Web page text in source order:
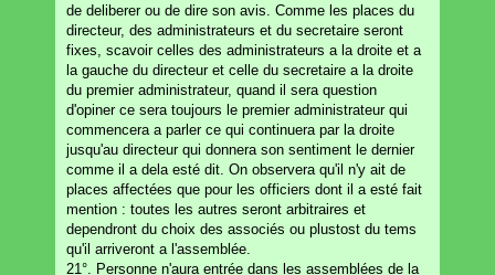
de deliberer ou de dire son avis. Comme les places du
directeur, des administrateurs et du secretaire seront
fixes, scavoir celles des administrateurs a la droite et a
la gauche du directeur et celle du secretaire a la droite
du premier administrateur, quand il sera question
d'opiner ce sera toujours le premier administrateur qui
commencera a parler ce qui continuera par la droite
jusqu'au directeur qui donnera son sentiment le dernier
comme il a dela esté dit. On observera qu'il n'y ait de
places affectées que pour les officiers dont il a esté fait
mention : toutes les autres seront arbitraires et
dependront du choix des associés ou plustost du tems
qu'il arriveront a l'assemblée.
21°. Personne n'aura entrée dans les assemblées de la